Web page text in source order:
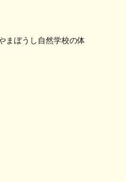
まぼうし自然学校の体